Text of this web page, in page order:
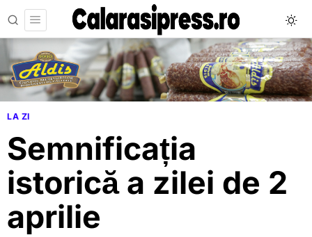
LA ZI
Semnificația
istorică a zilei de 2
aprilie